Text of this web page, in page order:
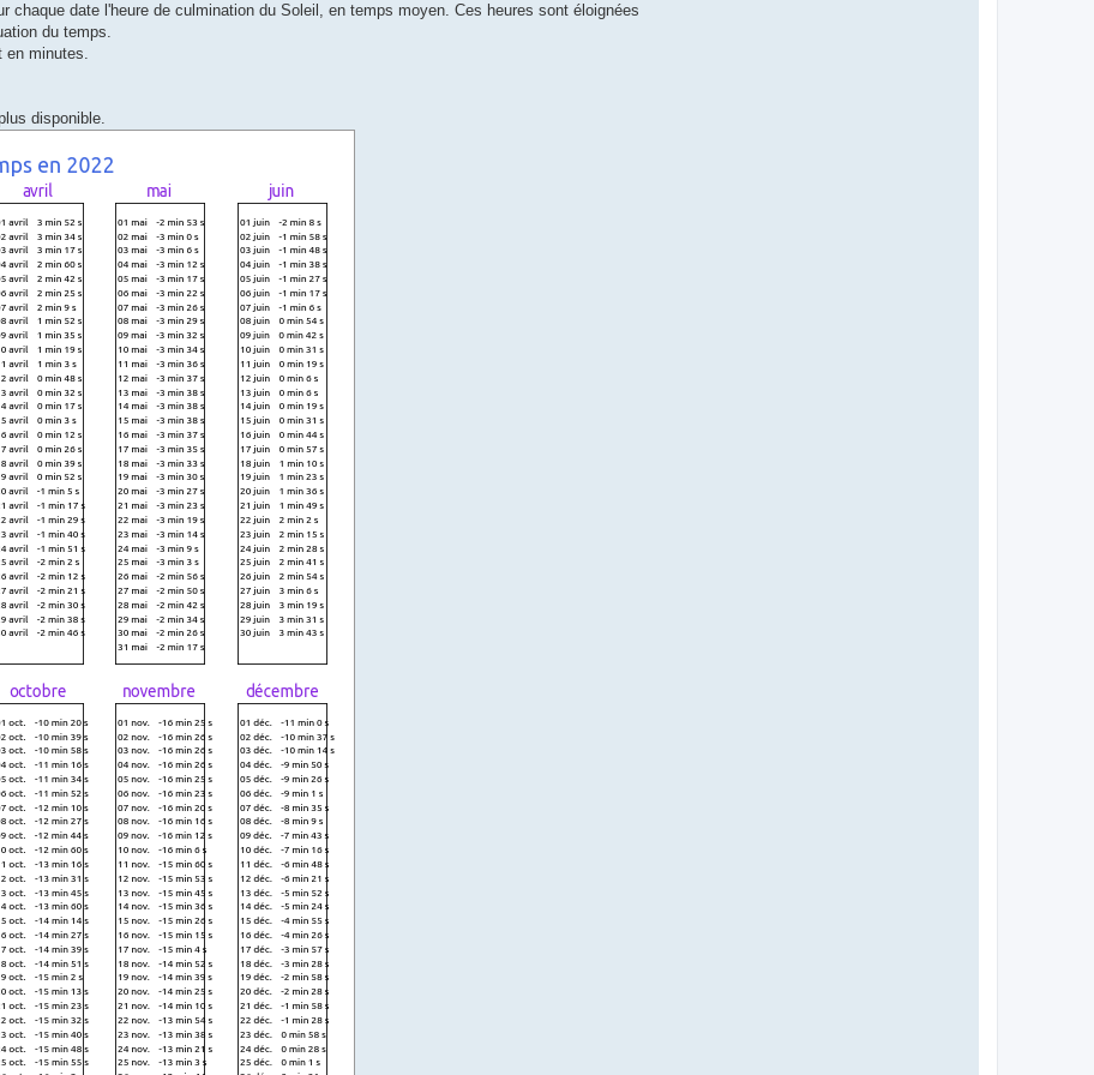
chaque date l'heure de culmination du Soleil, en temps moyen. Ces heures sont éloignées
du temps.
minutes.
disponible.